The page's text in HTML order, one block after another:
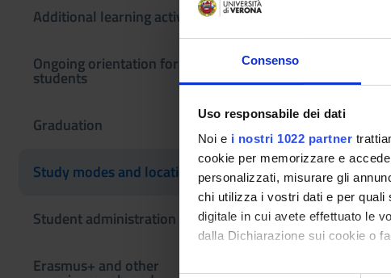
Consenso
Uso responsabile dei dati
Noi e i nostri 1022 partner
cookie per memorizzare e
personalizzati, misurare gli
chi utilizza i vostri dati e per
digitale in cui avete effettuato le
dalla Dichiarazione sui cookie o
Con il tuo consenso, vorremmo
Additional learning activities
Ongoing orientation for
students
Graduation
Study modes and locations
Student administration
Erasmus+ and other
Lectures are held in the